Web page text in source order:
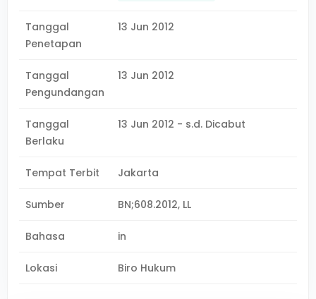
Tanggal
Penetapan
13 Jun 2012
Tanggal
Pengundangan
13 Jun 2012
Tanggal
Berlaku
13 Jun 2012 - s.d. Dicabut
Tempat Terbit Jakarta
Sumber BN;608.2012, LL
Bahasa in
Lokasi Biro Hukum